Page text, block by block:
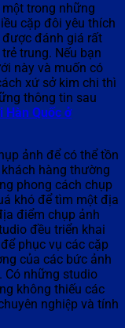
trong những
cặp đôi yêu thích
đánh giá rất
trung. Nếu bạn
này và muốn có
xứ sở kim chi thì
thông tin sau
Quốc ở
ảnh để có thể tồn
hàng thường
phong cách chụp
khó để tìm một địa
điểm chụp ảnh
đều triển khai
phục vụ các cặp
của các bức ảnh
Có những studio
không thiếu các
nghiệp và tính